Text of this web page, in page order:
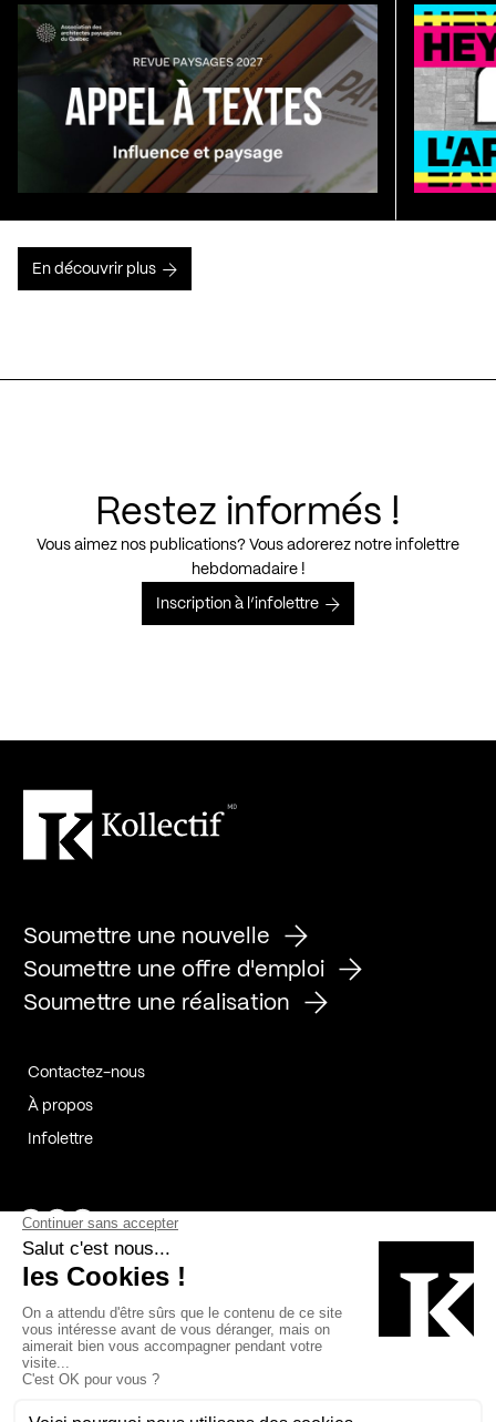
En découvrir plus
Restez informés !
Vous aimez nos publications? Vous adorerez notre infolettre
hebdomadaire !
Inscription à l’infolettre
Soumettre une nouvelle
Soumettre une offre d'emploi
Soumettre une réalisation
Contactez-nous
À propos
Infolettre
Page Facebook de Kollectif
Page Instagram de Kollectif
Page Linkedin de Kollectif
Bâtiment-Durable-Québec-1
Esquisses-1IRAC-1